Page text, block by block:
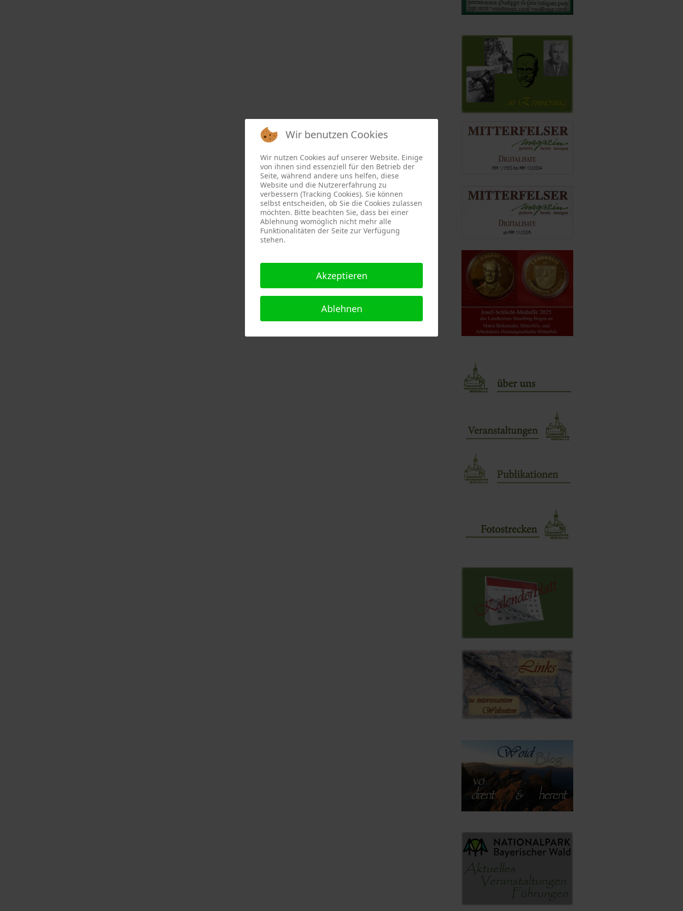
Wir benutzen Cookies
Wir nutzen Cookies auf unserer Website. Einige
von ihnen sind essenziell für den Betrieb der
Seite, während andere uns helfen, diese
Website und die Nutzererfahrung zu
verbessern (Tracking Cookies). Sie können
selbst entscheiden, ob Sie die Cookies zulassen
möchten. Bitte beachten Sie, dass bei einer
Ablehnung womöglich nicht mehr alle
Funktionalitäten der Seite zur Verfügung
stehen.
Akzeptieren
Ablehnen